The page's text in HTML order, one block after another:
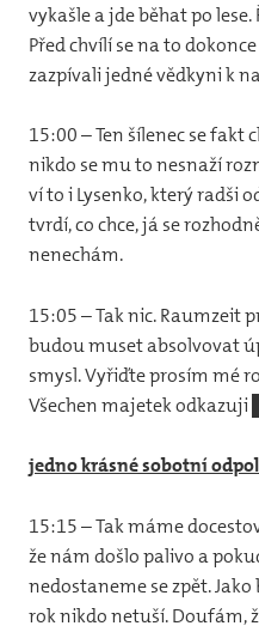
vykašle a jde běhat po
Před chvílí se na to
zazpívali jedné vědkyni k
15:00 – Ten šílenec se
nikdo se mu to nesnaží
ví to i Lysenko, který radši
tvrdí, co chce, já se
nenechám.
15:05 – Tak nic. Raumzeit
budou muset absolvovat
smysl. Vyřiďte prosím mé
Všechen majetek
jedno krásné sobotní
15:15 – Tak máme
že nám došlo palivo a
nedostaneme se zpět.
rok nikdo netuší. Doufám,